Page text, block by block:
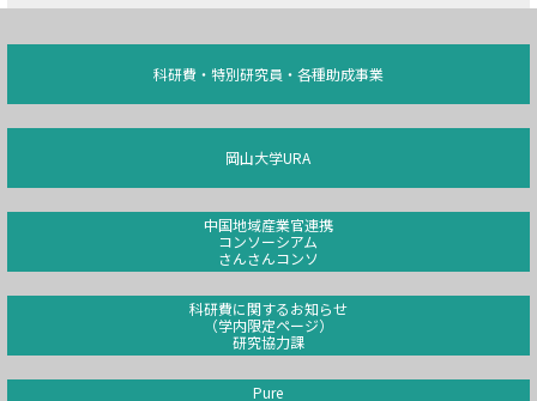
科研費・特別研究員・各種助成事業
岡山大学URA
中国地域産業官連携
コンソーシアム
さんさんコンソ
科研費に関するお知らせ
（学内限定ページ）
研究協力課
Pure